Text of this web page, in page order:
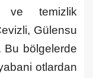
ve temizlik
Gülensu
Bu bölgelerde
otlardan